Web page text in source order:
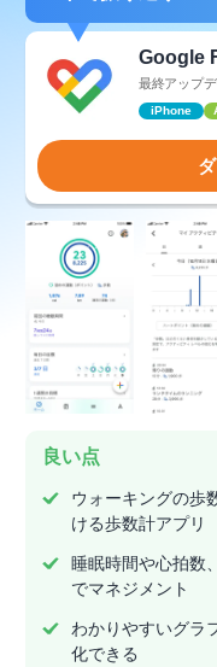
Google
最終アップ
iPhone
良い点
ウォーキングの歩
ける歩数計アプリ
睡眠時間や心拍数
でマネジメント
わかりやすいグラ
化できる